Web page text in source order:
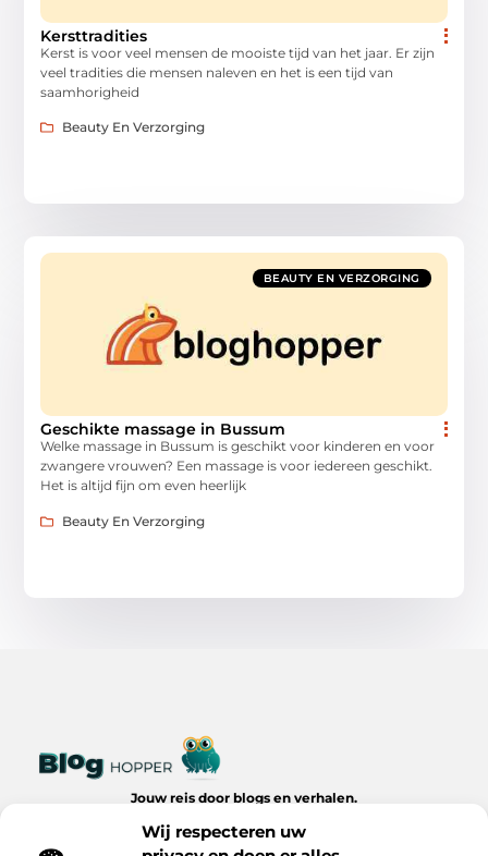
Wij respecteren uw
Kersttradities
Kerst is voor veel mensen de mooiste tijd van het jaar. Er zijn
veel tradities die mensen naleven en het is een tijd van
saamhorigheid
Beauty En Verzorging
BEAUTY EN VERZORGING
Geschikte massage in Bussum
Welke massage in Bussum is geschikt voor kinderen en voor
zwangere vrouwen? Een massage is voor iedereen geschikt.
Het is altijd fijn om even heerlijk
Beauty En Verzorging
Jouw reis door blogs en verhalen.
dagelijks leven op Bloghopper.nl.